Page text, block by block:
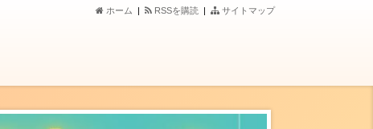
サイトマップ
RSSを購読 |
ホーム |